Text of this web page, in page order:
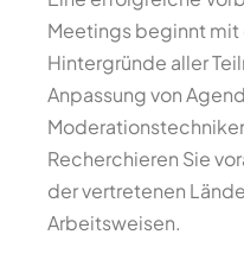
Meetings beginnt mit
Hintergründe aller
Anpassung von
Recherchieren Sie
der vertretenen
Arbeitsweisen.